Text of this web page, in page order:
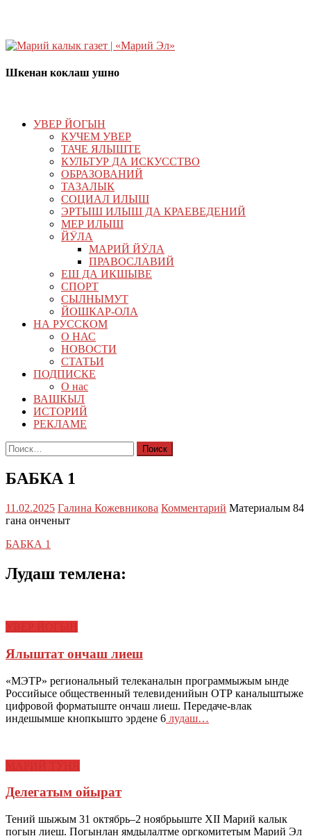
Шкенан коклаш ушно
УВЕР ЙОГЫН
КУЧЕМ УВЕР
ТАЧЕ ЯЛЫШТЕ
КУЛЬТУР ДА ИСКУССТВО
ОБРАЗОВАНИЙ
ТАЗАЛЫК
СОЦИАЛ ИЛЫШ
ЭРТЫШ ИЛЫШ ДА КРАЕВЕДЕНИЙ
МЕР ИЛЫШ
ЙӰЛА
МАРИЙ ЙӰЛА
ПРАВОСЛАВИЙ
ЕШ ДА ИКШЫВЕ
СПОРТ
СЫЛНЫМУТ
ЙОШКАР-ОЛА
НА РУССКОМ
О НАС
НОВОСТИ
СТАТЬИ
ПОДПИСКЕ
О нас
ВАШКЫЛ
ИСТОРИЙ
РЕКЛАМЕ
Найти:
БАБКА 1
11.02.2025 Галина Кожевникова Комментарий Материалым 84
гана онченыт
БАБКА 1
Лудаш темлена:
Ялыштат ончаш лиеш
«МЭТР» региональный телеканалын программыжым ынде
Российысе общественный телевиденийын ОТР каналыштыже
цифровой форматыште ончаш лиеш. Передаче-влак
индешымше кнопкышто эрдене 6 лудаш…
Делегатым ойырат
Тений шыжым 31 октябрь–2 ноябрьыште XII Марий калык
погын лиеш. Погынлан ямдылалтме оргкомитетым Марий Эл